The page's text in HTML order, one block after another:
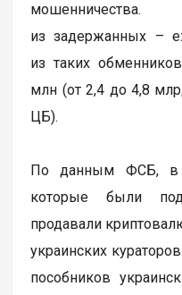
из задержанных –
из таких
млн (от 2,4 до 4,8
ЦБ).
По данным ФСБ, в
которые были
продавали
украинских
пособников